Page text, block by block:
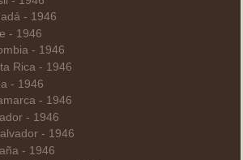
- 1946
- 1946
- 1946
Rica - 1946
- 1946
- 1946
- 1946
- 1946
- 1946